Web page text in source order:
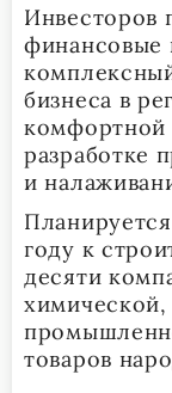
Инвесторов
финансовые
бизнеса в
комфортной
разработке
и
году к
десяти
товаров